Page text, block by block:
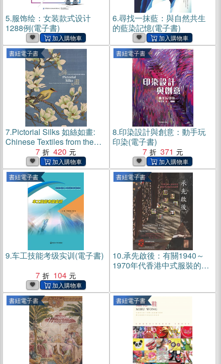
5.服饰绘：女装款式设计
1288例(電子書)
6.尋找一抹藍：與自然共生
的藍染記憶(電子書)
書紐電子書
7.Pictorial Silks 如絲如畫:
Chinese Textiles from the
UMAG Collection 香港大學
美術博物館藏中國織物(電子
書)
7 420
書紐電子書
8.印染設計與創意：動手玩
印染(電子書)
7
371
書紐電子書
9.车工技能考级实训(電子書)
7
104
書紐電子書
10.承先啟後：有關1940～
1970年代香港中式服裝的故
書紐電子書 書紐電子書